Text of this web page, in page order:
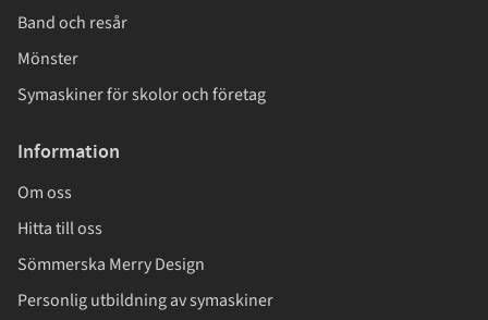
Band och resår
Mönster
Symaskiner för skolor och företag
Information
Om oss
Hitta till oss
Sömmerska Merry Design
Personlig utbildning av symaskiner